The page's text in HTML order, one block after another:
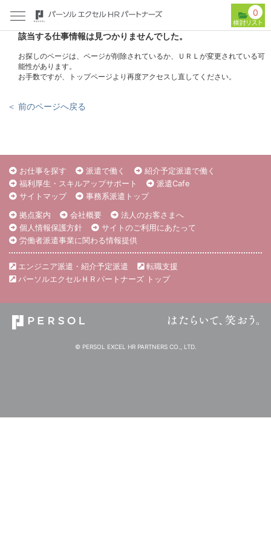
0
該当する仕事情報は見つかりませんでした。
お探しのページは、ページが削除されているか、ＵＲＬが変更されている可
能性があります。
お手数ですが、トップページより再度アクセスし直してください。
＜ 前のページへ戻る
お仕事を探す 派遣で働く
紹介予定派遣で働く
福利厚生・スキルアップサポート
派遣Cafe
サイトマップ
事務系派遣トップ
拠点案内
会社概要
法人のお客さまへ
個人情報保護方針
サイトのご利用にあたって
労働者派遣事業に関わる情報提供
エンジニア派遣・紹介予定派遣
転職支援
パーソルエクセルＨＲパートナーズ トップ
© PERSOL EXCEL HR PARTNERS CO., LTD.